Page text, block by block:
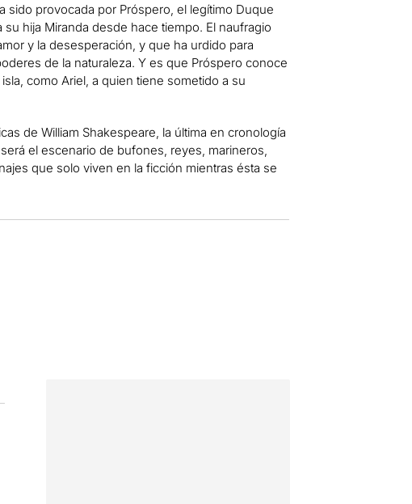
sido provocada por Próspero, el legítimo Duque
hija Miranda desde hace tiempo. El naufragio
y la desesperación, y que ha urdido para
de la naturaleza. Y es que Próspero conoce
como Ariel, a quien tiene sometido a su
de William Shakespeare, la última en cronología
el escenario de bufones, reyes, marineros,
que solo viven en la ficción mientras ésta se